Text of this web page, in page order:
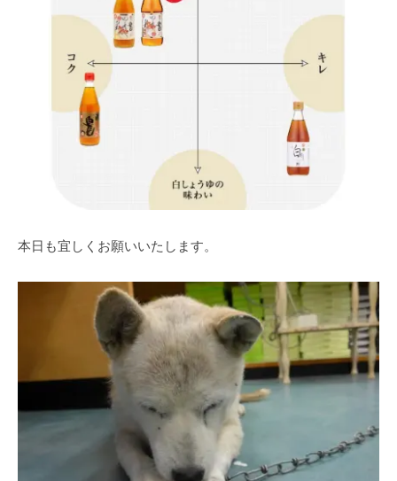
本日も宜しくお願いいたします。